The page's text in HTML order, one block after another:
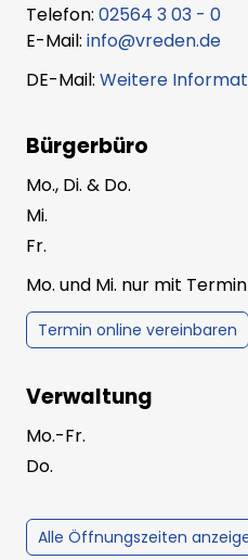
Telefon: 02564 3 03 - 0
E-Mail: info@vreden.de
DE-Mail: Weitere
Bürgerbüro
Mo., Di. & Do.
Mi.
Fr.
Mo. und Mi. nur mit
Termin online vereinbaren
Verwaltung
Mo.-Fr.
Do.
Alle Öffnungszeiten